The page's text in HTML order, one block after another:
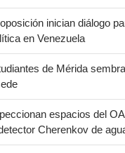
inician diálogo
en Venezuela
de Mérida
espacios del
Cherenkov de